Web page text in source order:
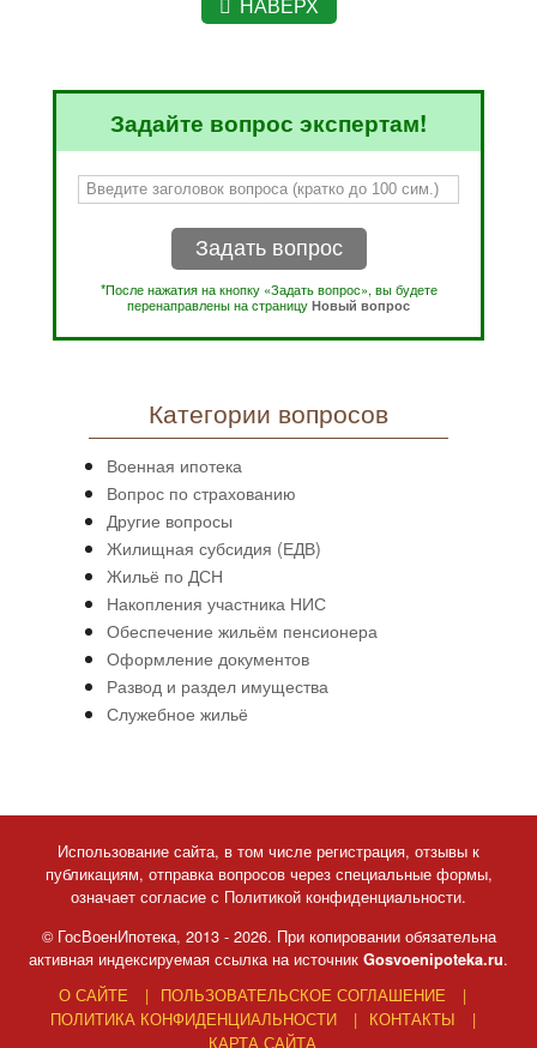
НАВЕРХ
Задайте вопрос экспертам!
Задать вопрос
*После нажатия на кнопку «Задать вопрос», вы будете
перенаправлены на страницуНовый вопрос
Категории вопросов
Военная ипотека
Вопрос по страхованию
Другие вопросы
Жилищная субсидия (ЕДВ)
Жильё по ДСН
Накопления участника НИС
Обеспечение жильём пенсионера
Оформление документов
Развод и раздел имущества
Служебное жильё
Использование сайта, в том числе регистрация, отзывы к
публикациям, отправка вопросов через специальные формы,
означает согласие с Политикой конфиденциальности.
© ГосВоенИпотека, 2013 - 2026. При копировании обязательна
активная индексируемая ссылка на источник Gosvoenipoteka.ru.
О САЙТЕ
ПОЛЬЗОВАТЕЛЬСКОЕ СОГЛАШЕНИЕ
ПОЛИТИКА КОНФИДЕНЦИАЛЬНОСТИ
КОНТАКТЫ
КАРТА САЙТА